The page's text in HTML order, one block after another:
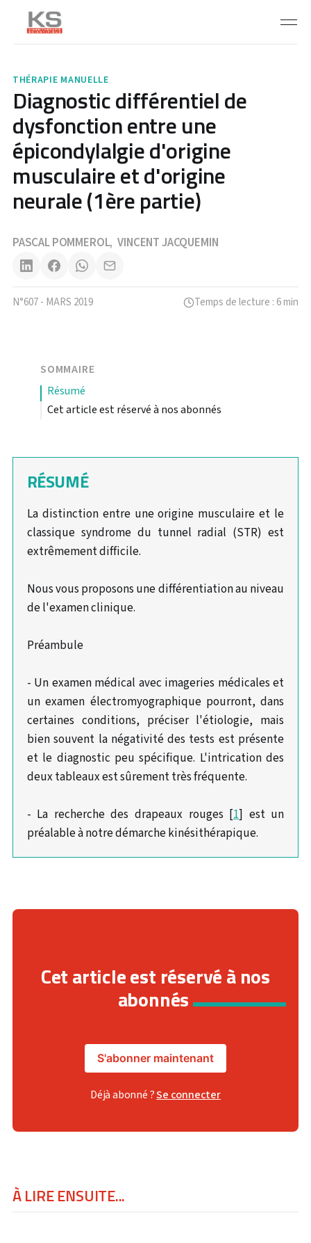
THÉRAPIE MANUELLE
Diagnostic différentiel de
dysfonction entre une
épicondylalgie d'origine
musculaire et d'origine
neurale (1ère partie)
PASCAL POMMEROL,VINCENT JACQUEMIN
N°607 - MARS 2019 Temps de lecture : 6 min
SOMMAIRE
résumé
Cet article est réservé à nos abonnés
RÉSUMÉ
La distinction entre une origine musculaire et le
classique syndrome du tunnel radial (STR) est
extrêmement difficile.
Nous vous proposons une différentiation au niveau
de l'examen clinique.
Préambule
- Un examen médical avec imageries médicales et
un examen électromyographique pourront, dans
certaines conditions, préciser l'étiologie, mais
bien souvent la négativité des tests est présente
et le diagnostic peu spécifique. L'intrication des
deux tableaux est sûrement très fréquente.
- La recherche des drapeaux rouges [1] est un
préalable à notre démarche kinésithérapique.
Cet article est réservé à nos
abonnés
S'abonner maintenant
Déjà abonné ?Se connecter
À LIRE ENSUITE...